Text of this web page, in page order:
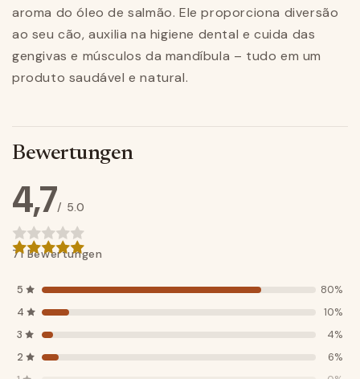
aroma do óleo de salmão. Ele proporciona diversão
ao seu cão, auxilia na higiene dental e cuida das
gengivas e músculos da mandíbula – tudo em um
produto saudável e natural.
Bewertungen
4,7/ 5.0
71 Bewertungen
5
80%
4
10%
3
4%
2
6%